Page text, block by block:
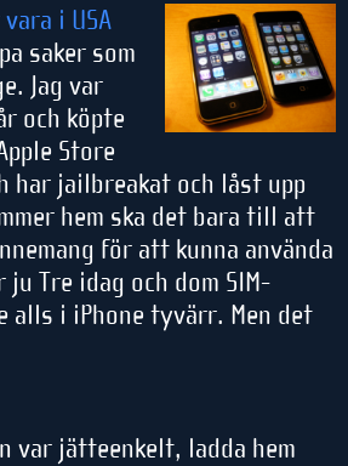
vara i USA
saker som
Jag var
och köpte
Store
har jailbreakat och låst upp
hem ska det bara till att
för att kunna använda
ju Tre idag och dom SIM-
alls i iPhone tyvärr. Men det
var jätteenkelt, ladda hem